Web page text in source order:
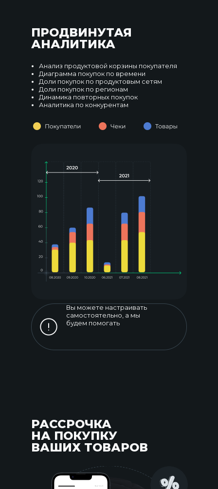
ПРОДВИНУТАЯ
АНАЛИТИКА
Анализ продуктовой корзины покупателя
Диаграмма покупок по времени
Доли покупок по продуктовым сетям
Доли покупок по регионам
Динамика повторных покупок
Аналитика по конкурентам
Вы можете настраивать
самостоятельно, а мы
будем помогать
РАССРОЧКА
НА ПОКУПКУ
ВАШИХ ТОВАРОВ